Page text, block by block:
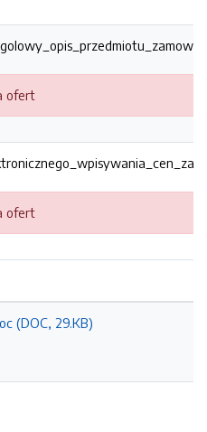
ofert
ofert
(DOC, 29.KB)